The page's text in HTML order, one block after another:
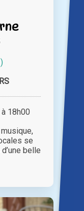
18h00
se
belle